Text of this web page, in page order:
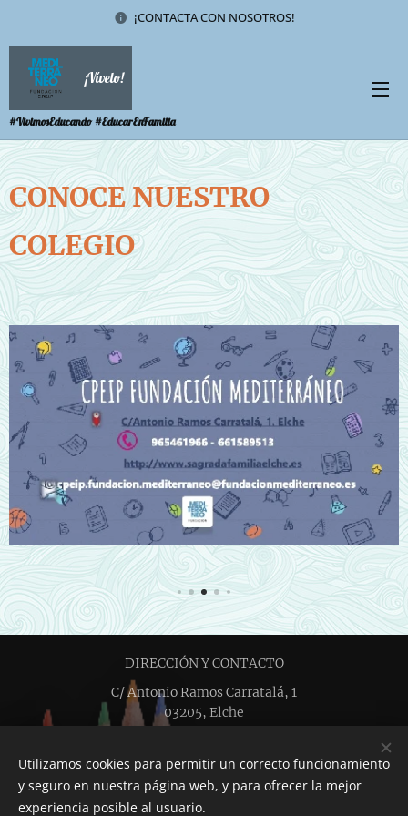
¡CONTACTA CON NOSOTROS!
¡Vívelo!
#VivimosEducando #EducarEnFamilia
CONOCE NUESTRO
COLEGIO
DIRECCIÓN Y CONTACTO
C/ Antonio Ramos Carratalá, 1
03205, Elche
cpeip.fundacion.mediterraneo@fundacionmediterraneo.es
TRABAJA CON NOSOTROS
Creado conWebnode
Utilizamos cookies para permitir un correcto funcionamiento
y seguro en nuestra página web, y para ofrecer la mejor
experiencia posible al usuario.